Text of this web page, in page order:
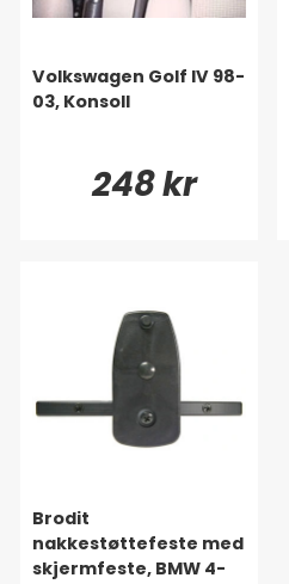
Volkswagen Golf IV 98-
03, Konsoll
248 kr
Brodit
nakkestøttefeste med
skjermfeste, BMW 4-